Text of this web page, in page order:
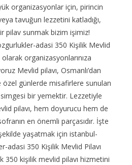
organizasyonlar için, pirincin
tavuğun lezzetini katladığı,
pilav sunmak bizim işimiz!
adasi 350 Kişilik Mevlid
organizasyonlarınıza
Mevlid pilavı, Osmanlı’dan
özel günlerde misafirlere sunulan
bir yemektir. Lezzetiyle
pilavı, hem doyurucu hem de
en önemli parçasıdır. İşte
yaşatmak için istanbul-
adasi 350 Kişilik Mevlid Pilavı
350 kişilik mevlid pilavı hizmetini